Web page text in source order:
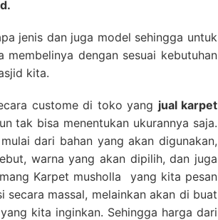
jenis dan juga model sehingga untuk
dengan sesuai kebutuhan
kita.
custome di toko yang jual karpet
tak bisa menentukan ukurannya saja.
dari bahan yang akan digunakan,
warna yang akan dipilih, dan juga
Karpet musholla yang kita pesan
massal, melainkan akan di buat
kita inginkan. Sehingga harga dari